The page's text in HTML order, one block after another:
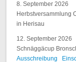
8. September 2026
Herbstversammlung
in Herisau
12. September 2026
Schnäggäcup
Ausschreibung